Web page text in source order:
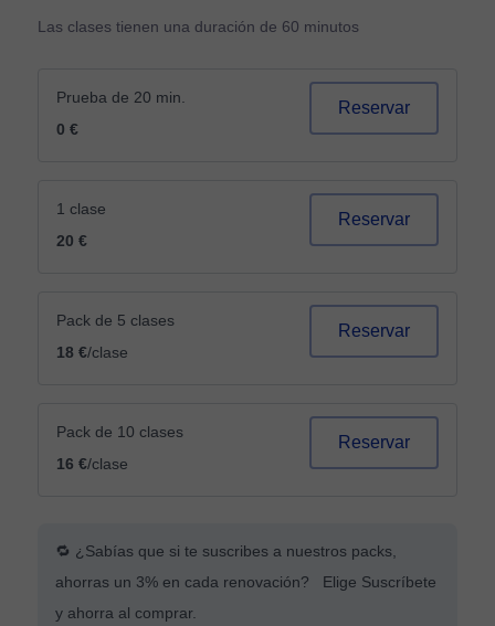
Las clases tienen una duración de 60 minutos
Prueba de 20 min.
0 €
Reservar
1 clase
20 €
Reservar
Pack de 5 clases
18 €/clase
Reservar
Pack de 10 clases
16 €/clase
Reservar
🔁 ¿Sabías que si te suscribes a nuestros packs,
ahorras un 3% en cada renovación? Elige Suscríbete
y ahorra al comprar.